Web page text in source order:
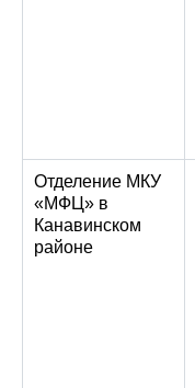
Отделение МКУ
«МФЦ» в
Канавинском
районе